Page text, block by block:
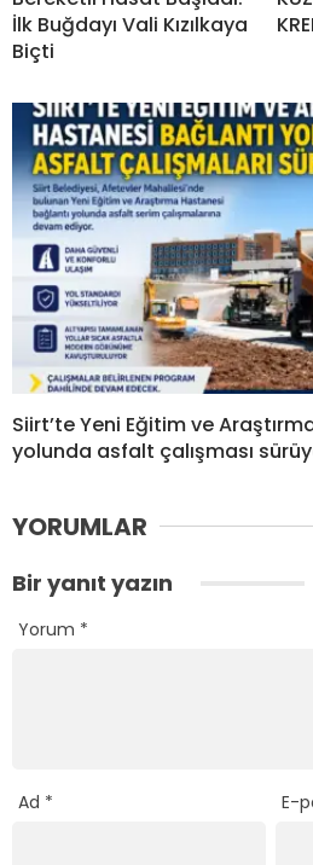
İlk Buğdayı Vali Kızılkaya
Biçti
Siirt’te Yeni Eğitim ve
yolunda asfalt çalışması
YORUMLAR
Bir yanıt yazın
Yorum *
Ad * E-